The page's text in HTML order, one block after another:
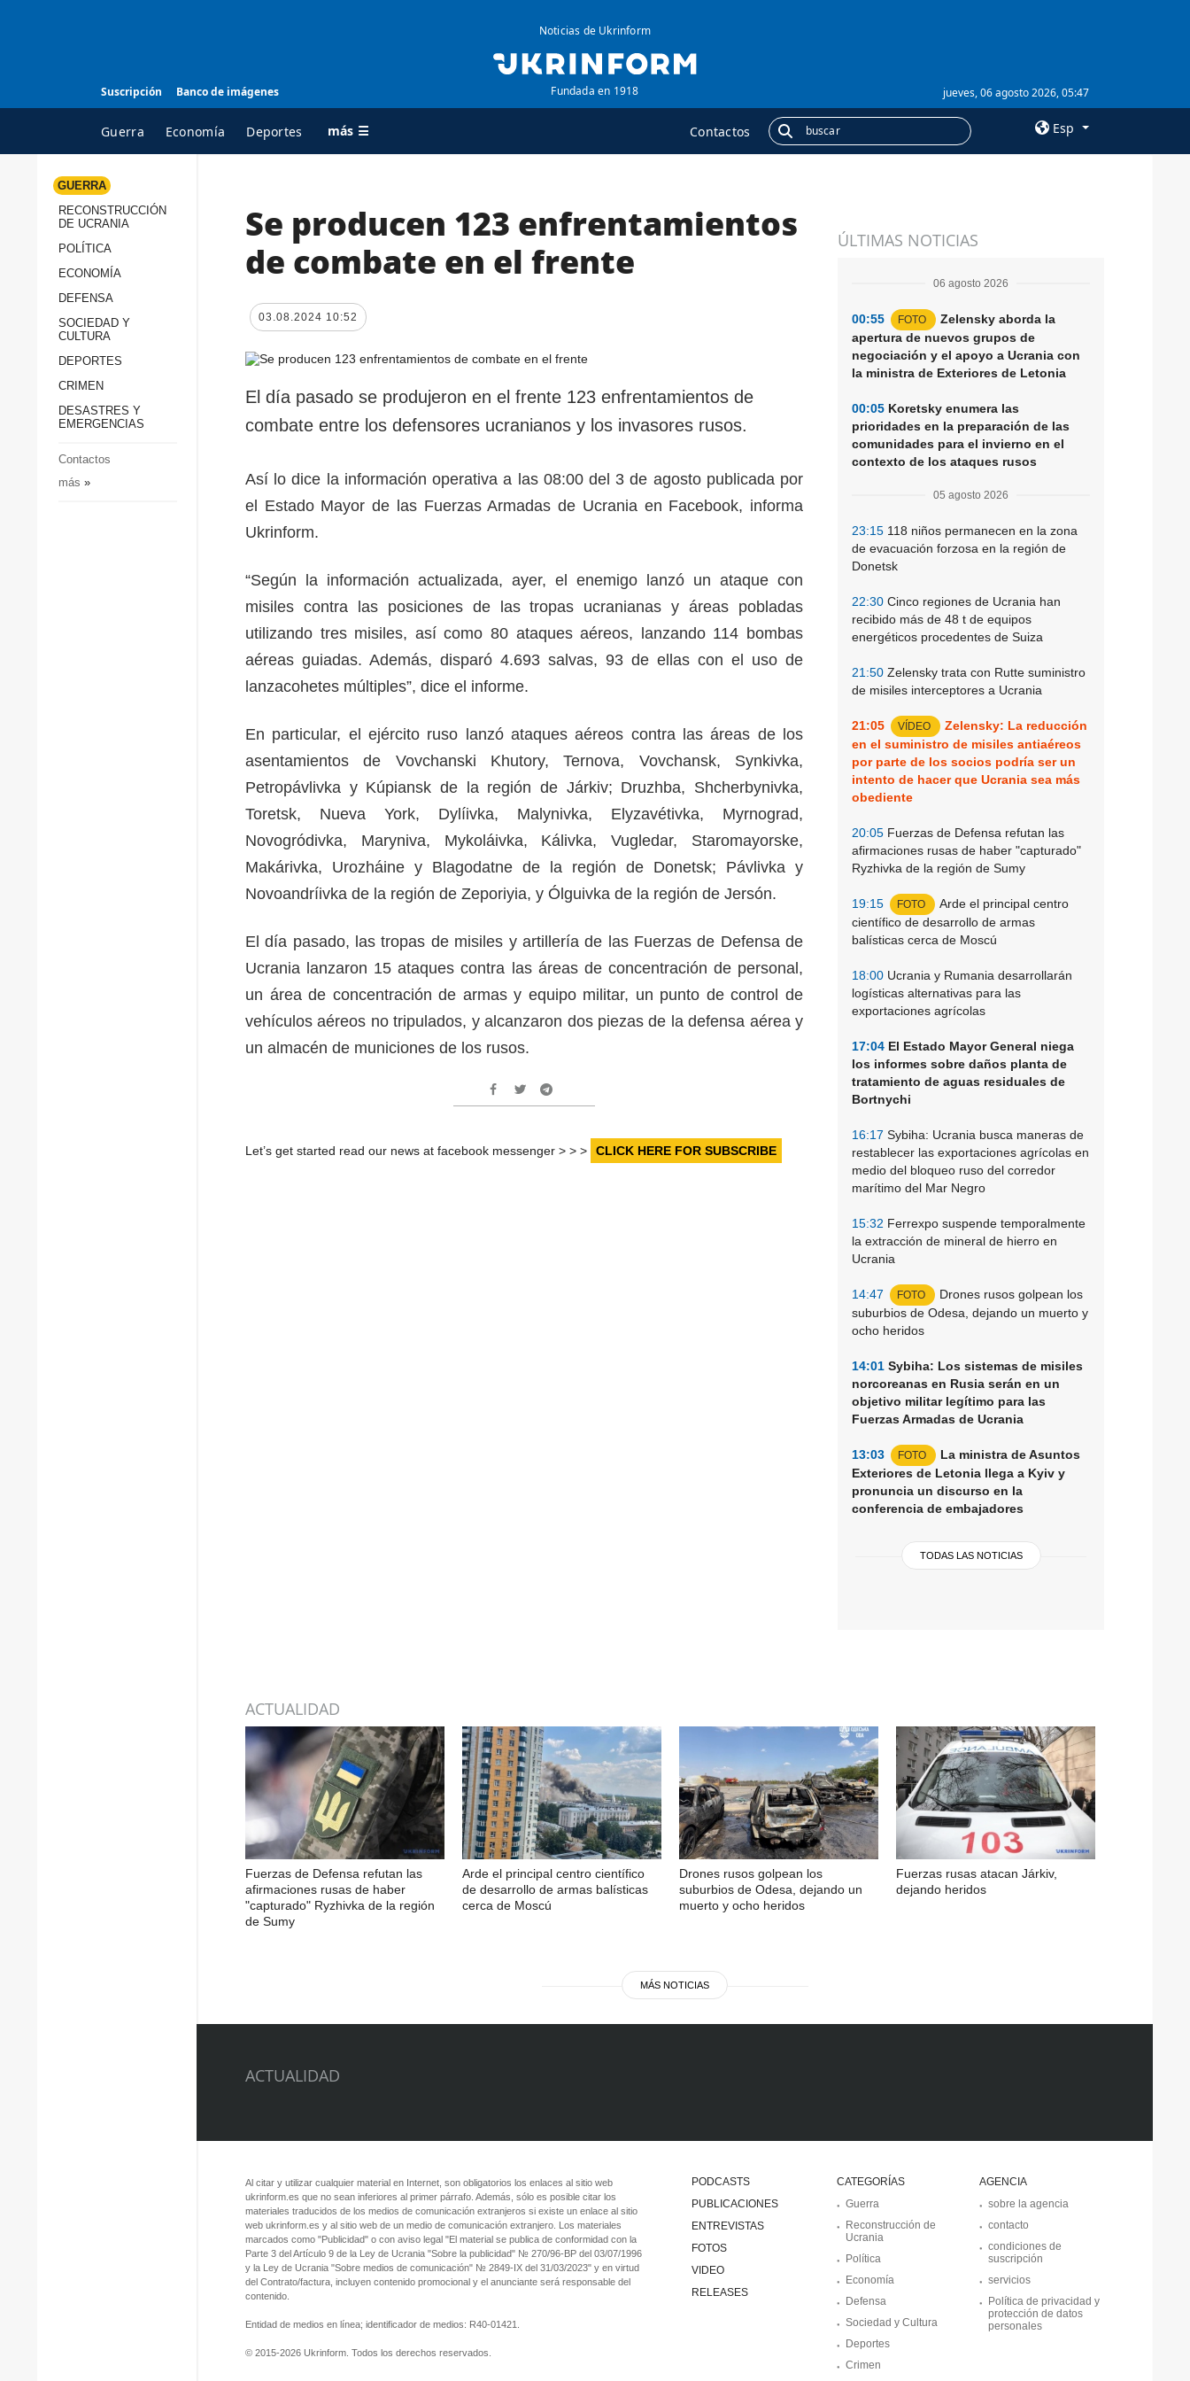
Suscripción Banco de imágenes
Noticias de Ukrinform
Fundada en 1918 jueves, 06 agosto 2026, 05:47
Guerra Economía Deportes más ☰ Contactos Esp
TODAS LAS
Sociedad y Cultura
Desastres y emergencias
AGENCIA
contacto
servicios
protección de datos
personales
ADICIONAL
Releases
Suscripción
GUERRA
RECONSTRUCCIÓN
DE UCRANIA
POLÍTICA
ECONOMÍA
DEFENSA
SOCIEDAD Y
CULTURA
DEPORTES
CRIMEN
DESASTRES Y
EMERGENCIAS
Contactos
más »
ÚLTIMAS NOTICIAS
06 agosto 2026
00:55 FOTO
Zelensky aborda la
apertura de nuevos grupos de
negociación y el apoyo a Ucrania con
la ministra de Exteriores de Letonia
00:05 Koretsky enumera las
prioridades en la preparación de las
comunidades para el invierno en el
contexto de los ataques rusos
05 agosto 2026
23:15 118 niños permanecen en la zona
de evacuación forzosa en la región de
Donetsk
22:30 Cinco regiones de Ucrania han
recibido más de 48 t de equipos
energéticos procedentes de Suiza
21:50 Zelensky trata con Rutte suministro
de misiles interceptores a Ucrania
21:05 VÍDEO
Zelensky: La reducción
en el suministro de misiles antiaéreos
por parte de los socios podría ser un
intento de hacer que Ucrania sea más
obediente
20:05 Fuerzas de Defensa refutan las
afirmaciones rusas de haber "capturado"
Ryzhivka de la región de Sumy
19:15 FOTO
Arde el principal centro
científico de desarrollo de armas
balísticas cerca de Moscú
18:00 Ucrania y Rumania desarrollarán
logísticas alternativas para las
exportaciones agrícolas
17:04 El Estado Mayor General niega
los informes sobre daños planta de
tratamiento de aguas residuales de
Bortnychi
16:17 Sybiha: Ucrania busca maneras de
restablecer las exportaciones agrícolas en
medio del bloqueo ruso del corredor
marítimo del Mar Negro
15:32 Ferrexpo suspende temporalmente
la extracción de mineral de hierro en
Ucrania
14:47 FOTO
Drones rusos golpean los
suburbios de Odesa, dejando un muerto y
ocho heridos
14:01 Sybiha: Los sistemas de misiles
norcoreanas en Rusia serán en un
objetivo militar legítimo para las
Fuerzas Armadas de Ucrania
13:03 FOTO
La ministra de Asuntos
Exteriores de Letonia llega a Kyiv y
pronuncia un discurso en la
conferencia de embajadores
TODAS LAS NOTICIAS
Se producen 123 enfrentamientos
de combate en el frente
03.08.2024 10:52
El día pasado se produjeron en el frente 123 enfrentamientos de
combate entre los defensores ucranianos y los invasores rusos.
Así lo dice la información operativa a las 08:00 del 3 de agosto publicada por
el Estado Mayor de las Fuerzas Armadas de Ucrania en Facebook, informa
Ukrinform.
“Según la información actualizada, ayer, el enemigo lanzó un ataque con
misiles contra las posiciones de las tropas ucranianas y áreas pobladas
utilizando tres misiles, así como 80 ataques aéreos, lanzando 114 bombas
aéreas guiadas. Además, disparó 4.693 salvas, 93 de ellas con el uso de
lanzacohetes múltiples”, dice el informe.
En particular, el ejército ruso lanzó ataques aéreos contra las áreas de los
asentamientos de Vovchanski Khutory, Ternova, Vovchansk, Synkivka,
Petropávlivka y Kúpiansk de la región de Járkiv; Druzhba, Shcherbynivka,
Toretsk, Nueva York, Dylíivka, Malynivka, Elyzavétivka, Myrnograd,
Novogródivka, Maryniva, Mykoláivka, Kálivka, Vugledar, Staromayorske,
Makárivka, Urozháine y Blagodatne de la región de Donetsk; Pávlivka y
Novoandríivka de la región de Zeporiyia, y Ólguivka de la región de Jersón.
El día pasado, las tropas de misiles y artillería de las Fuerzas de Defensa de
Ucrania lanzaron 15 ataques contra las áreas de concentración de personal,
un área de concentración de armas y equipo militar, un punto de control de
vehículos aéreos no tripulados, y alcanzaron dos piezas de la defensa aérea y
un almacén de municiones de los rusos.
Let’s get started read our news at facebook messenger > > > CLICK HERE FOR SUBSCRIBE
ACTUALIDAD
Fuerzas de Defensa refutan las
afirmaciones rusas de haber
"capturado" Ryzhivka de la región
de Sumy
Arde el principal centro científico
de desarrollo de armas balísticas
cerca de Moscú
Drones rusos golpean los
suburbios de Odesa, dejando un
muerto y ocho heridos
Fuerzas rusas atacan Járkiv,
dejando heridos
MÁS NOTICIAS
ACTUALIDAD
CATEGORÍAS
Guerra
Reconstrucción de
Ucrania
Política
Economía
Defensa
Sociedad y Cultura
Deportes
Crimen
AGENCIA
sobre la agencia
contacto
condiciones de
suscripción
servicios
Política de privacidad y
protección de datos
personales
PODCASTS
PUBLICACIONES
ENTREVISTAS
FOTOS
VIDEO
RELEASES
Al citar y utilizar cualquier material en Internet, son obligatorios los enlaces al sitio web
ukrinform.es que no sean inferiores al primer párrafo. Además, sólo es posible citar los
materiales traducidos de los medios de comunicación extranjeros si existe un enlace al sitio
web ukrinform.es y al sitio web de un medio de comunicación extranjero. Los materiales
marcados como "Publicidad" o con aviso legal "El material se publica de conformidad con la
Parte 3 del Artículo 9 de la Ley de Ucrania "Sobre la publicidad" № 270/96-ВР del 03/07/1996
y la Ley de Ucrania "Sobre medios de comunicación" № 2849-IX del 31/03/2023" y en virtud
del Contrato/factura, incluyen contenido promocional y el anunciante será responsable del
contenido.
Entidad de medios en línea; identificador de medios: R40-01421.
© 2015-2026 Ukrinform. Todos los derechos reservados.